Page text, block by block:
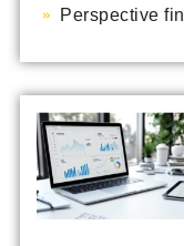
Perspective